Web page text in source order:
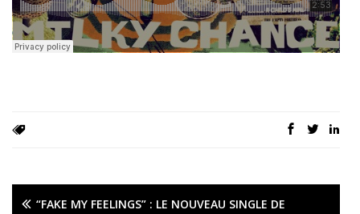
“FAKE MY FEELINGS” : LE NOUVEAU SINGLE DE